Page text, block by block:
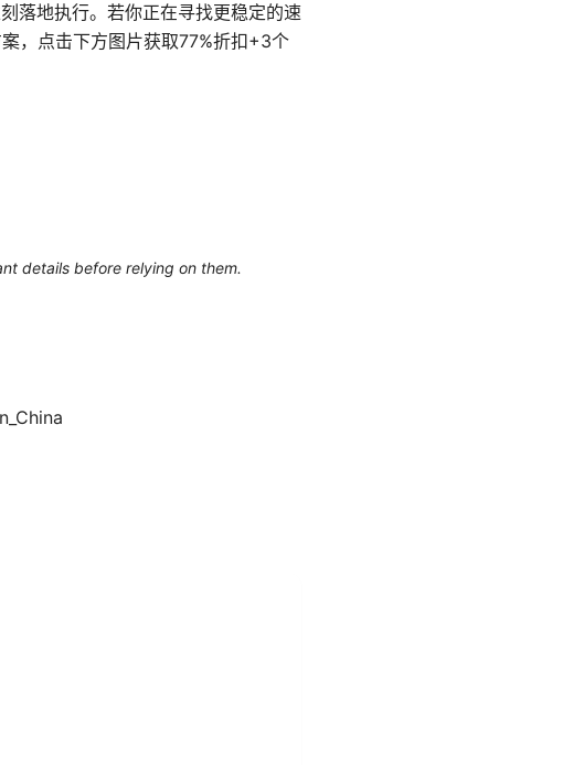
落地执行。若你正在寻找更稳定的速
，点击下方图片获取77%折扣+3个
details before relying on them.